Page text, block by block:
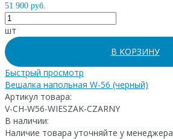
51 900 руб.
шт
В КОРЗИНУ
Быстрый просмотр
Вешалка напольная W-56 (черный)
Артикул товара:
V-CH-W56-WIESZAK-CZARNY
В наличии:
Наличие товара уточняйте у менеджера